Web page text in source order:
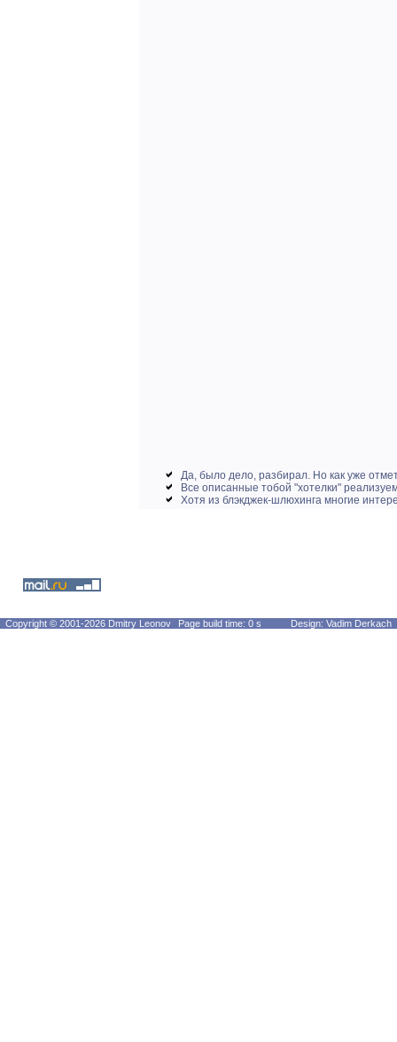
Да, было дело, разбирал. Но как уже
Все описанные тобой "хотелки"
Хотя из блэкджек-шлюхинга многие
Copyright © 2001-2026 Dmitry Leonov Page build time: 0 s Design: Vadim Derkach